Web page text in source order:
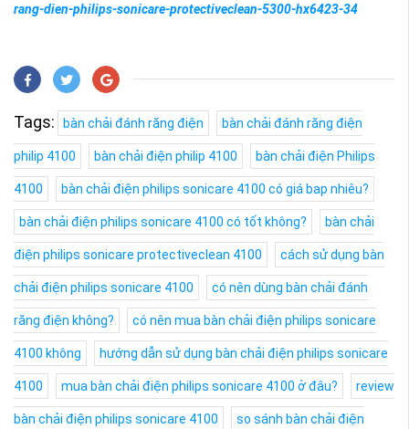
rang-dien-philips-sonicare-protectiveclean-5300-hx6423-34
Tags: bàn chải đánh răng điện bàn chải đánh răng điện
philip 4100 bàn chải điện philip 4100 bàn chải điện Philips
4100 bàn chải điện philips sonicare 4100 có giá bap nhiêu?
bàn chải điện philips sonicare 4100 có tốt không? bàn chải
điện philips sonicare protectiveclean 4100 cách sử dụng bàn
chải điện philips sonicare 4100 có nên dùng bàn chải đánh
răng điện không? có nên mua bàn chải điện philips sonicare
4100 không hướng dẫn sử dụng bàn chải điện philips sonicare
4100 mua bàn chải điện philips sonicare 4100 ở đâu? review
bàn chải điện philips sonicare 4100 so sánh bàn chải điện